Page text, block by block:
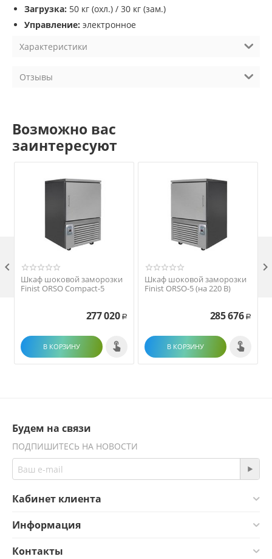
Загрузка: 50 кг (охл.) / 30 кг (зам.)
Управление: электронное
Характеристики
Отзывы
Возможно вас
заинтересуют
Шкаф шоковой заморозки
Finist ORSO Compact-5
277 020 Р
В КОРЗИНУ
Шкаф шоковой заморозки
Finist ORSO-5 (на 220 В)
285 676 Р
В КОРЗИНУ
 
Будем на связи
ПОДПИШИТЕСЬ НА НОВОСТИ
Кабинет клиента
Информация
Контакты